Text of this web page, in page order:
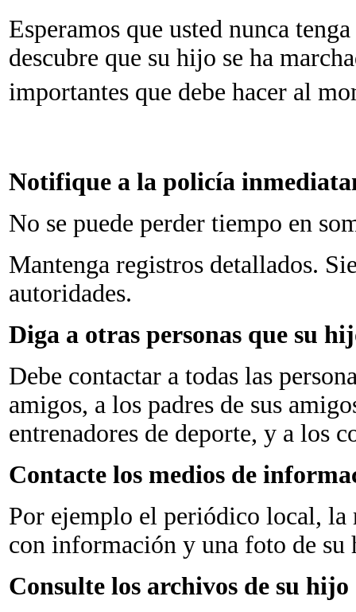
Esperamos que usted nunca
descubre que su hijo se ha
importantes que debe hacer al
Notifique a la policía
No se puede perder tiempo en
Mantenga registros detallados.
autoridades.
Diga a otras personas que su
Debe contactar a todas las
amigos, a los padres de sus
entrenadores de deporte, y a los
Contacte los medios de
Por ejemplo el periódico local,
con información y una foto de su
Consulte los archivos de su hijo